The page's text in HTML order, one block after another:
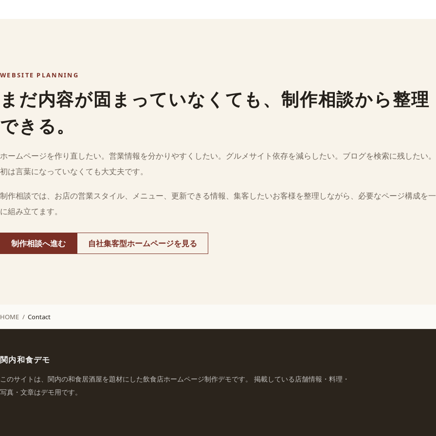
WEBSITE PLANNING
まだ内容が固まっていなくても、制作相談から整理
できる。
ホームページを作り直したい。営業情報を分かりやすくしたい。グルメサイト依存を減らしたい。ブログを検索に残したい
初は言葉になっていなくても大丈夫です。
制作相談では、お店の営業スタイル、メニュー、更新できる情報、集客したいお客様を整理しながら、必要なページ構成を
に組み立てます。
制作相談へ進む 自社集客型ホームページを見る
HOME / Contact
関内和食デモ
このサイトは、関内の和食居酒屋を題材にした飲食店ホームページ制作デモです。 掲載している店舗情報・料理・
写真・文章はデモ用です。